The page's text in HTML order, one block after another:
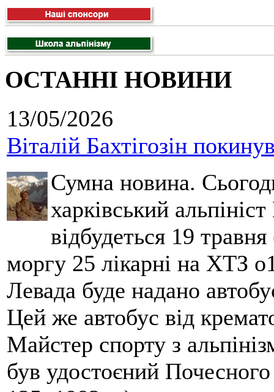
ОСТАННІ НОВИНИ
13/05/2026
Віталій Бахтігозін
Сумна новина.
харківський
відбудеться 19
моргу 25 лікарні на ХТЗ
Левада буде надано
Цей же автобус від
Майстер спорту з
був удостоєний